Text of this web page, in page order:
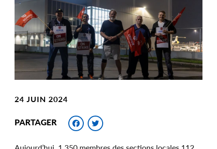
Image
24 JUIN 2024
PARTAGER Facebook